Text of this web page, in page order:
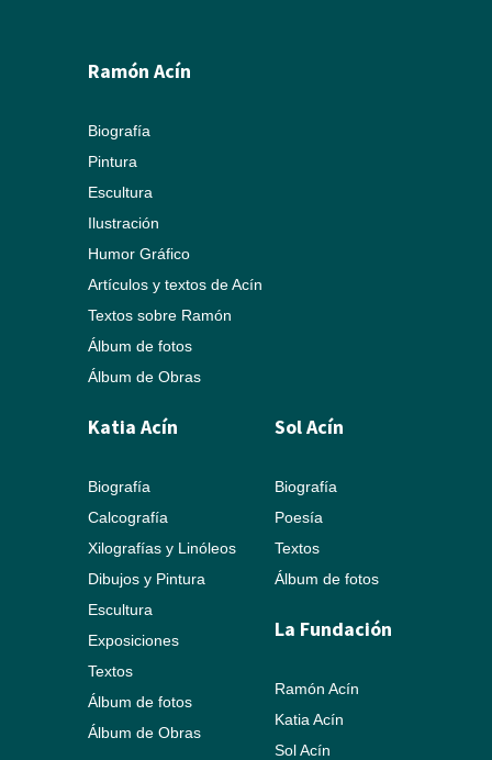
Ramón Acín
Biografía
Pintura
Escultura
Ilustración
Humor Gráfico
Artículos y textos de Acín
Textos sobre Ramón
Álbum de fotos
Álbum de Obras
Katia Acín
Biografía
Calcografía
Xilografías y Linóleos
Dibujos y Pintura
Escultura
Exposiciones
Textos
Álbum de fotos
Álbum de Obras
Sol Acín
Biografía
Poesía
Textos
Álbum de fotos
La Fundación
Ramón Acín
Katia Acín
Sol Acín